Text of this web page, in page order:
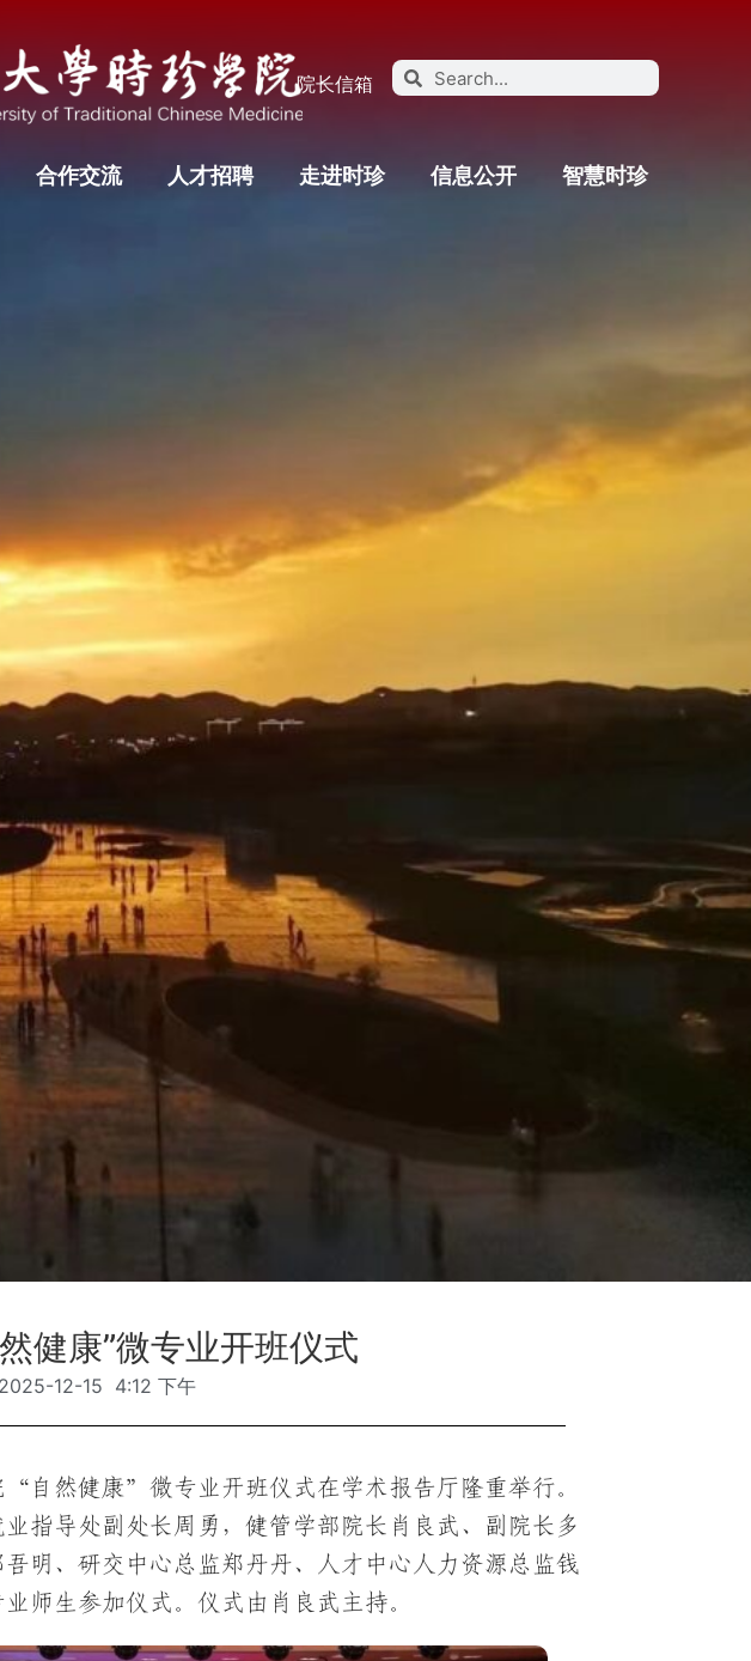
院长信箱
合作交流 人才招聘 走进时珍 信息公开 智慧时珍
健康”微专业开班仪式
2025-12-15 4:12 下午
“自然健康”微专业开班仪式在学术报告厅隆重举行。
指导处副处长周勇，健管学部院长肖良武、副院长多
明、研交中心总监郑丹丹、人才中心人力资源总监钱
师生参加仪式。仪式由肖良武主持。